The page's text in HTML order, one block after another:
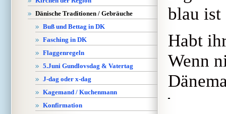
Dänische Traditionen / Gebräuche
Buß und Bettag in DK
Fasching in DK
Flaggenregeln
5.Juni Gundlovsdag & Vatertag
J-dag oder x-dag
Kagemand / Kuchenmann
Konfirmation
blau ist
Habt
Wenn